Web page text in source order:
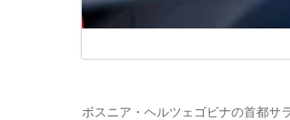
ボスニア・ヘルツェゴビナの首都サ